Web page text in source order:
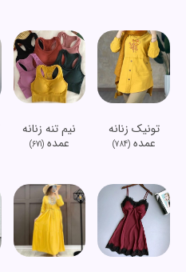
تونیک زنانه
عمده(784)
نیم تنه زنانه
عمده(671)